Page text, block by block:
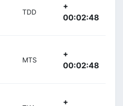
TDD
+
00:02:48
MTS
+
00:02:48
+